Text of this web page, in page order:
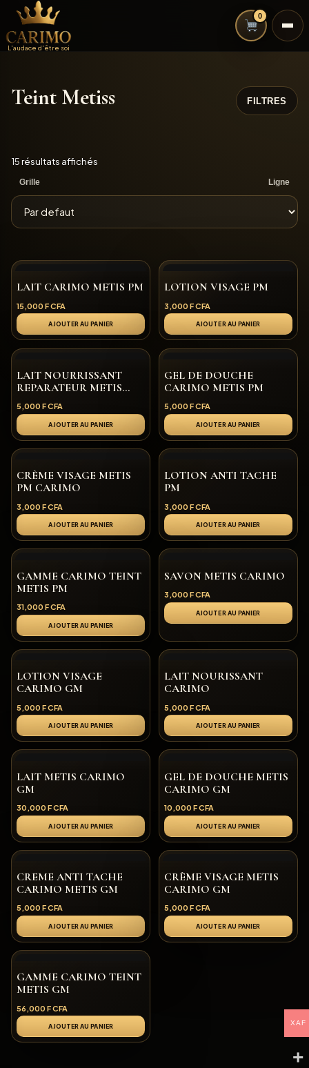
L'audace d'être soi
0
Teint Metiss FILTRES
15 résultats affichés
Grille Ligne
LAIT CARIMO METIS PM
15,000 F CFA
AJOUTER AU PANIER
LOTION VISAGE PM
3,000 F CFA
AJOUTER AU PANIER
LAIT NOURRISSANT
REPARATEUR METIS
5,000 F CFA
AJOUTER AU PANIER
GEL DE DOUCHE
CARIMO METIS PM
5,000 F CFA
AJOUTER AU PANIER
CRÈME VISAGE METIS
PM CARIMO
3,000 F CFA
AJOUTER AU PANIER
LOTION ANTI TACHE
PM
3,000 F CFA
AJOUTER AU PANIER
GAMME CARIMO TEINT
METIS PM
31,000 F CFA
AJOUTER AU PANIER
SAVON METIS CARIMO
3,000 F CFA
AJOUTER AU PANIER
LOTION VISAGE
CARIMO GM
5,000 F CFA
AJOUTER AU PANIER
LAIT NOURISSANT
CARIMO
5,000 F CFA
AJOUTER AU PANIER
LAIT METIS CARIMO
GM
30,000 F CFA
AJOUTER AU PANIER
GEL DE DOUCHE METIS
CARIMO GM
10,000 F CFA
AJOUTER AU PANIER
CREME ANTI TACHE
CARIMO METIS GM
5,000 F CFA
AJOUTER AU PANIER
CRÈME VISAGE METIS
CARIMO GM
5,000 F CFA
AJOUTER AU PANIER
GAMME CARIMO TEINT
METIS GM
56,000 F CFA
AJOUTER AU PANIER
XAF